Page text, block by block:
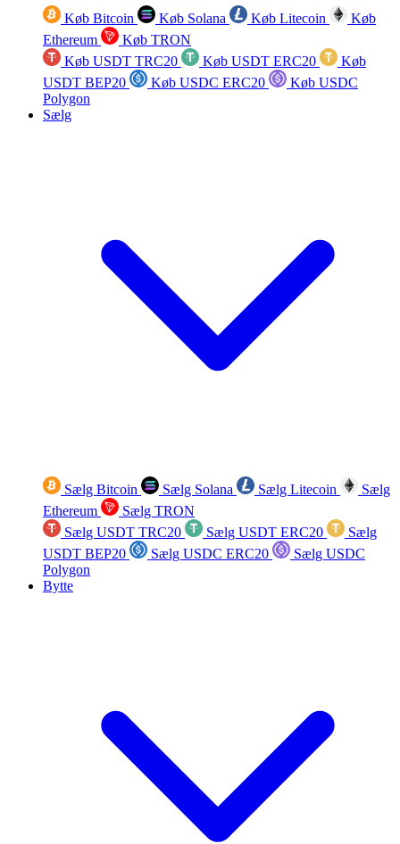
Køb Bitcoin Køb Solana Køb Litecoin
Køb
Ethereum
Køb TRON
Køb USDT TRC20
Køb USDT ERC20
Køb
USDT BEP20
Køb USDC ERC20
Køb USDC
Polygon
Sælg
Sælg Bitcoin Sælg Solana Sælg Litecoin
Sælg
Ethereum
Sælg TRON
Sælg USDT TRC20
Sælg USDT ERC20
Sælg
USDT BEP20
Sælg USDC ERC20
Sælg USDC
Polygon
Bytte